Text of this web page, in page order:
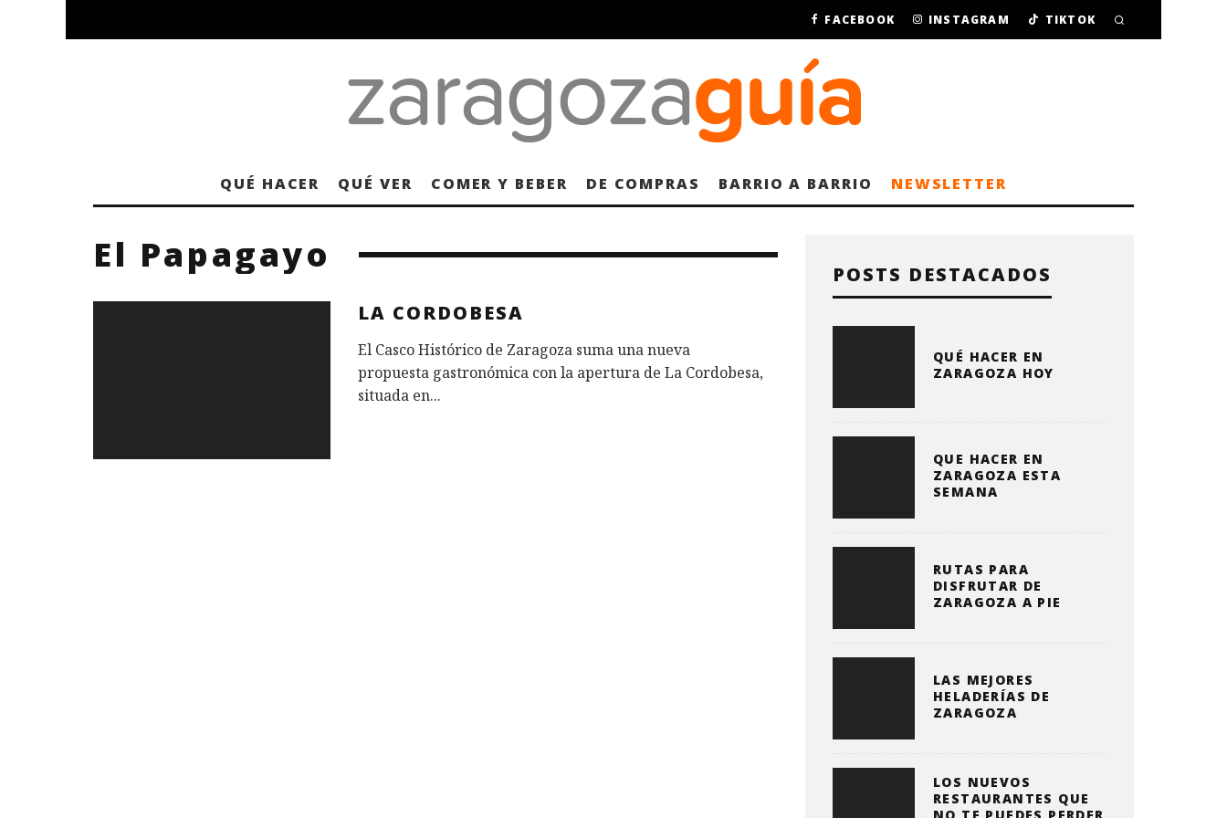
FACEBOOK INSTAGRAM TIKTOK
QUÉ HACER QUÉ VER COMER Y BEBER DE COMPRAS BARRIO A BARRIO NEWSLETTER
El Papagayo
LA CORDOBESA
El Casco Histórico de Zaragoza suma una nueva
propuesta gastronómica con la apertura de La Cordobesa,
situada en...
POSTS DESTACADOS
QUÉ HACER EN
ZARAGOZA HOY
QUE HACER EN
ZARAGOZA ESTA
SEMANA
RUTAS PARA
DISFRUTAR DE
ZARAGOZA A PIE
LAS MEJORES
HELADERÍAS DE
ZARAGOZA
LOS NUEVOS
RESTAURANTES QUE
NO TE PUEDES PERDER